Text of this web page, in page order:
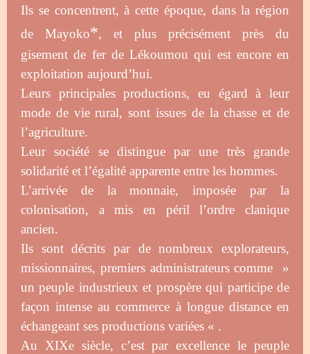
Ils se concentrent, à cette époque, dans la région
de Mayoko*, et plus précisément près du
gisement de fer de Lékoumou qui est encore en
exploitation aujourd’hui.
Leurs principales productions, eu égard à leur
mode de vie rural, sont issues de la chasse et de
l’agriculture.
Leur société se distingue par une très grande
solidarité et l’égalité apparente entre les hommes.
L’arrivée de la monnaie, imposée par la
colonisation, a mis en péril l’ordre clanique
ancien.
Ils sont décrits par de nombreux explorateurs,
missionnaires, premiers administrateurs comme »
un peuple industrieux et prospère qui participe de
façon intense au commerce à longue distance en
échangeant ses productions variées « .
Au XIXe siècle, c’est par excellence le peuple